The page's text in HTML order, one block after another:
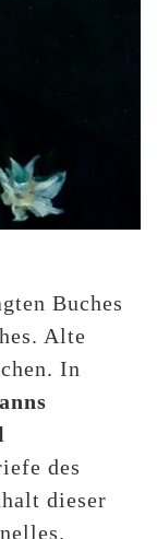
Buches
Alte
In
des
dieser